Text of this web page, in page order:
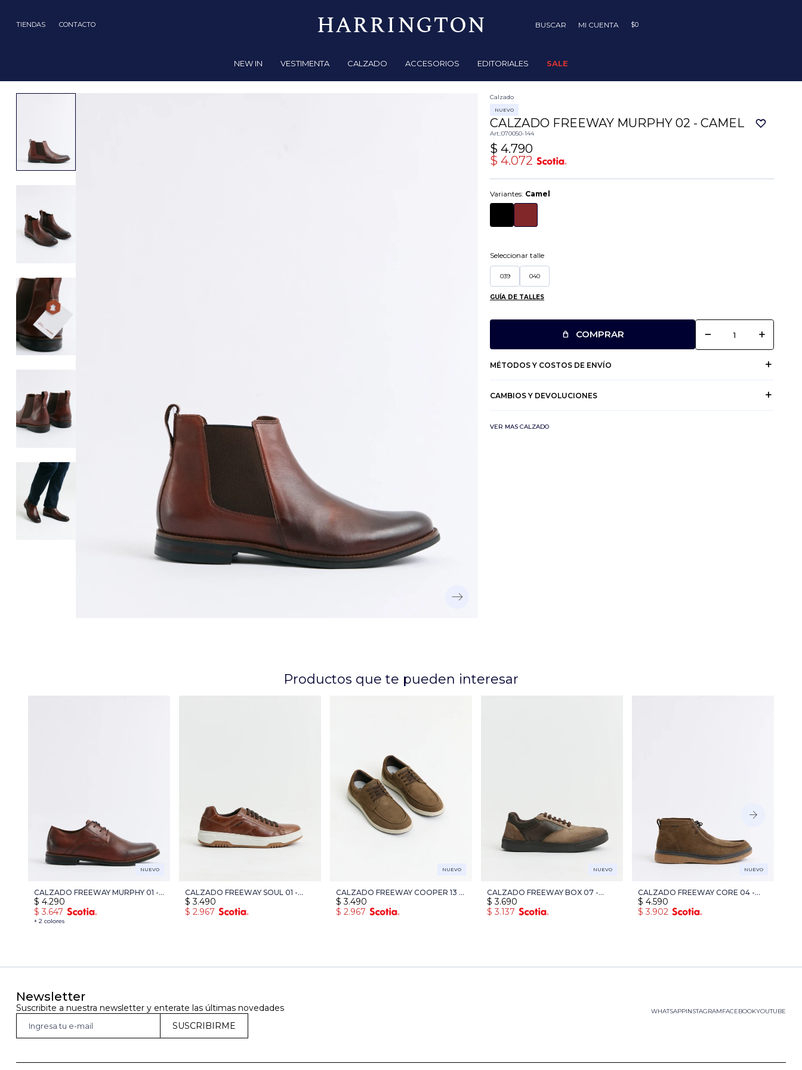
TIENDAS CONTACTO
NEW IN VESTIMENTA CALZADO ACCESORIOS EDITORIALES SALE
$0
Calzado
NUEVO
CALZADO FREEWAY MURPHY 02 - CAMEL
070050-144
$ 4.790
$ 4.072
Variantes: Camel
Seleccionar talle
039 040
GUÍA DE TALLES
COMPRAR remove add
MÉTODOS Y COSTOS DE ENVÍO
CAMBIOS Y DEVOLUCIONES
VER MAS CALZADO
Productos que te pueden interesar
NUEVO
CALZADO FREEWAY MURPHY 01 -
CAMEL
+ 2 colores
$ 4.290
$ 3.647
CALZADO FREEWAY SOUL 01 -
MARRON
$ 3.490
$ 2.967
NUEVO
CALZADO FREEWAY COOPER 13 -
KAKI
$ 3.490
$ 2.967
NUEVO
CALZADO FREEWAY BOX 07 -
MARRON
$ 3.690
$ 3.137
NUEVO
CALZADO FREEWAY CORE 04 -
MARRON
$ 4.590
$ 3.902
Newsletter
Suscribite a nuestra newsletter y enterate las últimas novedades
SUSCRIBIRME
WHATSAPP FACEBOOKYOUTUBE
INSTAGRAM